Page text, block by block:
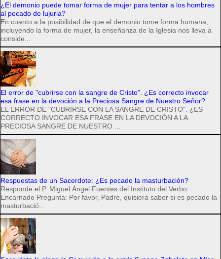
¿El demonio puede tomar forma de mujer para tentar a los hombres
al pecado de lujuria?
En cuanto a la posibilidad de que el demonio tome forma humana,
incluyendo la forma de mujer, la enseñanza de la Iglesia nos lleva a
conside...
El error de "cubrirse con la sangre de Cristo". ¿Es correcto invocar
esa frase en la devoción a la Preciosa Sangre de Nuestro Señor?
EL ERROR DE "CUBRIRSE CON LA SANGRE DE CRISTO". ¿ES
CORRECTO INVOCAR ESA FRASE EN LA DEVOCIÓN A LA
PRECIOSA SANGRE DE NUESTRO ...
Respuestas de un Sacerdote: ¿Es pecado la masturbación?
Responde el P. Miguel Ángel Fuentes del Instituto del Verbo
Encarnado Pregunta: Por favor, Padre, quisiera saber si es pecado la
masturbació...